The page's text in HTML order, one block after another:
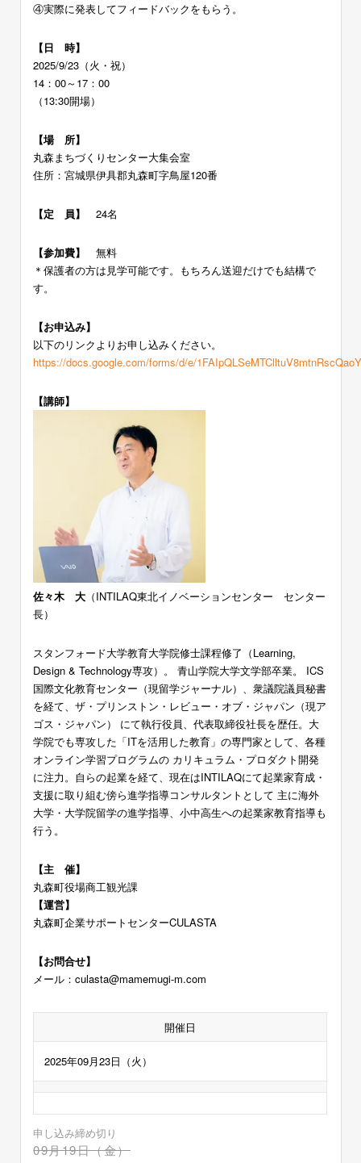
④実際に発表してフィードバックをもらう。
【日 時】
2025/9/23（火・祝）
14：00～17：00
（13:30開場）
【場 所】
丸森まちづくりセンター大集会室
住所：宮城県伊具郡丸森町字鳥屋120番
【定 員】 24名
【参加費】
無料
＊保護者の方は見学可能です。もちろん送迎だけでも結構で
す。
【お申込み】
以下のリンクよりお申し込みください。
https://docs.google.com/forms/d/e/
【講師】
佐々木 大 （INTILAQ東北イノベーションセンター センター
長）
スタンフォード大学教育大学院修士課程修了（Learning,
Design & Technology専攻）。 青山学院大学文学部卒業。 ICS
国際文化教育センター（現留学ジャーナル）、衆議院議員秘書
を経て、ザ・プリンストン・レビュー・オブ・ジャパン（現ア
ゴス・ジャパン） にて執行役員、代表取締役社長を歴任。大
学院でも専攻した「ITを活用した教育」の専門家として、各種
オンライン学習プログラムの カリキュラム・プロダクト開発
に注力。自らの起業を経て、現在はINTILAQにて起業家育成・
支援に取り組む傍ら進学指導コンサルタントとして 主に海外
大学・大学院留学の進学指導、小中高生への起業家教育指導も
行う。
【主 催】
丸森町役場商工観光課
【運営】
丸森町企業サポートセンターCULASTA
【お問合せ】
メール：culasta@mamemugi-m.com
開催日
2025年09月23日（火）
申し込み締め切り
09月19日（金）